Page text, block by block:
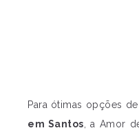
Para ótimas opções de
em Santos, a Amor